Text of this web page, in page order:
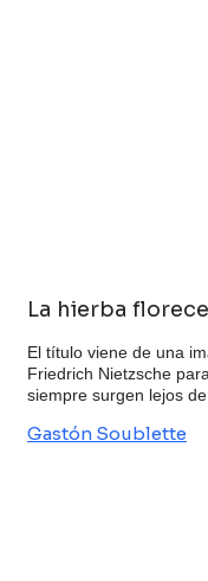
La hierba
El título viene de una
Friedrich Nietzsche
siempre surgen lejos de
Gastón Soublette